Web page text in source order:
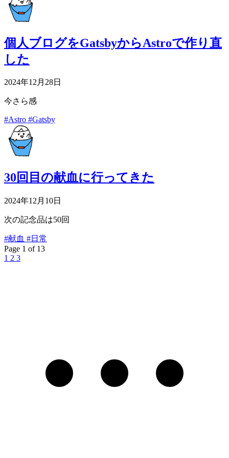
個人ブログをGatsbyからAstroで作り直
した
2024年12月28日
今さら感
#Astro #Gatsby
30回目の献血に行ってきた
2024年12月10日
次の記念品は50回
#献血 #日常
Page 1 of 13
1 2 3